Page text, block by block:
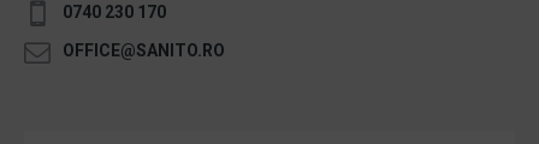
0740 230 170
OFFICE@SANITO.RO